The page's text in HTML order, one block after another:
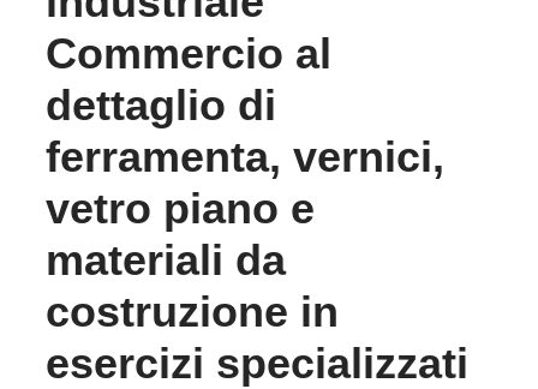
Commercio al
dettaglio di
ferramenta, vernici,
vetro piano e
materiali da
costruzione in
esercizi specializzati